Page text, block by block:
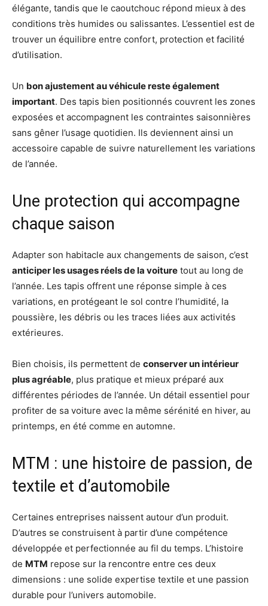
élégante, tandis que le caoutchouc répond mieux à des
conditions très humides ou salissantes. L’essentiel est de
trouver un équilibre entre confort, protection et facilité
d’utilisation.
Un bon ajustement au véhicule reste également
important. Des tapis bien positionnés couvrent les zones
exposées et accompagnent les contraintes saisonnières
sans gêner l’usage quotidien. Ils deviennent ainsi un
accessoire capable de suivre naturellement les variations
de l’année.
Une protection qui accompagne
chaque saison
Adapter son habitacle aux changements de saison, c’est
anticiper les usages réels de la voiture tout au long de
l’année. Les tapis offrent une réponse simple à ces
variations, en protégeant le sol contre l’humidité, la
poussière, les débris ou les traces liées aux activités
extérieures.
Bien choisis, ils permettent de conserver un intérieur
plus agréable, plus pratique et mieux préparé aux
différentes périodes de l’année. Un détail essentiel pour
profiter de sa voiture avec la même sérénité en hiver, au
printemps, en été comme en automne.
MTM : une histoire de passion, de
textile et d’automobile
Certaines entreprises naissent autour d’un produit.
D’autres se construisent à partir d’une compétence
développée et perfectionnée au fil du temps. L’histoire
de MTM repose sur la rencontre entre ces deux
dimensions : une solide expertise textile et une passion
durable pour l’univers automobile.